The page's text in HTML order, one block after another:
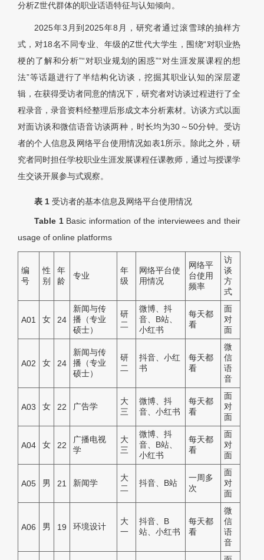
分析Z世代群体的职业话语特征与认知倾向。
2025年3月到2025年8月，研究者通过滚雪球的抽样方
式，对18名不同专业、年级的Z世代大学生，围绕“对职业热
梗的了解和分析”“对职业规划的困惑”“对生涯发展课程的想
法”等话题进行了半结构化访谈，挖掘其职业认知的深层逻
辑，在获得受访者同意的情况下，研究者对访谈过程进行了全
程录音，录音资料经整理后形成文本分析素材。访谈方式以面
对面访谈和微信语音访谈两种，时长均为30～50分钟。受访
者的个人信息及网络平台使用情况如表1所示。除此之外，研
究者同时担任学校职业生涯发展课程任课教师，通过与授课学
生交谈开展参与式观察。
表 1 受访者的基本信息及网络平台使用情况
Table 1 Basic information of the interviewees and their
usage of online platforms
编
号
性
别
年
龄
专业
年
级
网络平台使
用情况
网络平
台使用
频率
访
谈
方
式
A01 女 24
新闻与传
播（专业
硕士）
研
二
微博、抖
音、B站、
小红书
每天都
看
面
对
面
A02 女 24
新闻与传
播（专业
硕士）
研
二
抖音、小红
书
每天都
看
微
信
语
音
A03 女 22 广告学
大
三
微博、抖
音、小红书
每天都
看
面
对
面
A04 女 22
广播电视
学
大
三
微博、抖
音、B站、
小红书
每天都
看
面
对
面
A05 男 21 新闻学
大
二
抖音、B站
一周多
次
面
对
面
A06 男 19 环境设计
大
一
抖音、B
站、小红书
每天都
看
微
信
语
音